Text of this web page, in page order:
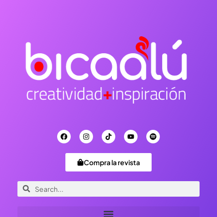
Compra la revista